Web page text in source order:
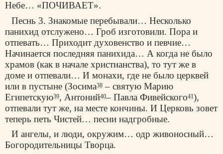
Небе… «ПОЧИВАЕТ».
Песнь 3. Знакомые перебывали… Несколько
панихид отслужено… Гроб изготовили. Пора и
отпевать… Приходит духовенство и певчие…
Начинается последняя панихида… А когда не было
храмов (как в начале христианства), то тут же в
доме и отпевали… И монахи, где не было церквей
или в пустыне (Зосима38 – святую Марию
Египетскую39, Антоний40– Павла Фивейского41),
отпевали тут же, на месте кончины. И Церковь зовет
теперь петь Чистей… песни надгробные.
И ангелы, и люди, окружим… одр живоносный…
Богородительницы Творца.